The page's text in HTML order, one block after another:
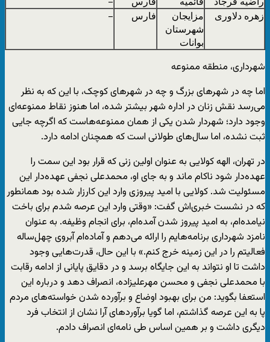
زهره دلاوری
مزایجان
شهرستان
بوانات
فارس –
شهرداری‌، منطقه ممنوعه
اما چه در شهرهای بزرگ و چه در شهرهای کوچک، با این که به نظر
می‌رسد نقش زنان در اداره شهر بیشتر شده، اما هنوز نقاط ممنوعه‌ای
وجود دارد؛ شهردار شدن یکی از همان ممنوعه‌هاست که اگرچه جایی
ثبت نشده، اما سال‌های طولانی است که همچنان ادامه دارد.
در تهران، الهه کولایی به عنوان اولین زنی که قرار بود این سمت را
عهده‌دار شود ناکام ماند و به جای او، محمدعلی نجفی عهده‌دار این
مسئولیت شد. کولایی با امید پیروزی وارد این کارزار شده بود همانطور
که در نشست خبری‌اش گفت: «وقتی وارد این عرصه شدم برای باخت
نیامده‌ام، به امید پیروز شدن آمده‌ام، برای انجام وظیفه. به عنوان
نامزد شهرداری برنامه‌هایم را ارائه می‌دهم و آماده‌ام آبروی چهل‌ساله‌
فعالیتم را در این زمینه خرج کنم.» با این حال، قدرت‌هایی وجود
داشت تا او نتواند به این جایگاه برسد و در دقایق پایانی از ادامه رقابت
با محمدعلی نجفی و محسن مهرعلیزاده، انصراف دهد و درباره این
استعفا بگوید: من برای بهبود اوضاع و برآورده شدن خواسته‌های مردم
پا به این عرصه گذاشتم، اما گویا برآوردهای آرا نشان از انتخاب فرد
دیگری داشت و بر همین اساس طی نامه‌ای انصراف دادم.